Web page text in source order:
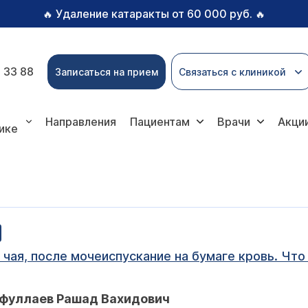
🔥 Удаление катаракты от 60 000 руб. 🔥
33 88 Записаться на прием Связаться с клиникой
Направления Пациентам Врачи
чая, после мочеиспускание на бумаге кровь.
Рашад Вахидович